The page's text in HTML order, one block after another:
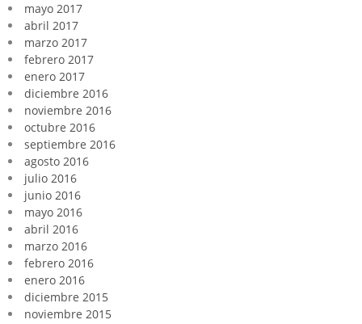
mayo 2017
abril 2017
marzo 2017
febrero 2017
enero 2017
diciembre 2016
noviembre 2016
octubre 2016
septiembre 2016
agosto 2016
julio 2016
junio 2016
mayo 2016
abril 2016
marzo 2016
febrero 2016
enero 2016
diciembre 2015
noviembre 2015